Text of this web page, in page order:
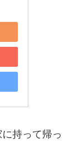
持って帰っ